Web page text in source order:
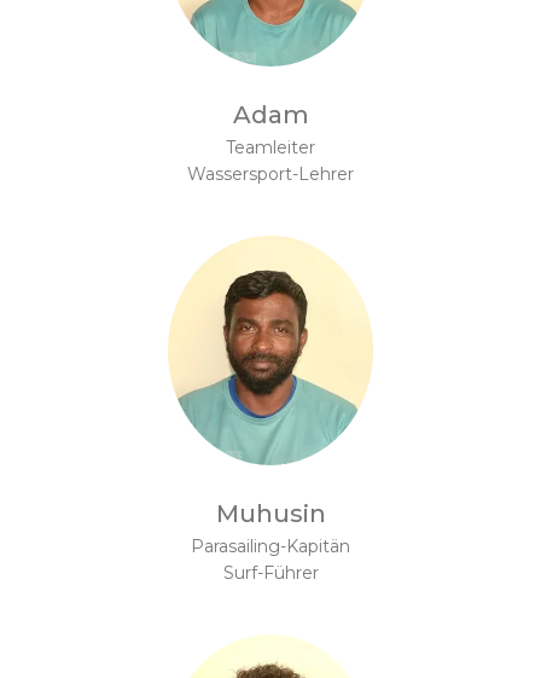
Adam
Teamleiter
Wassersport-Lehrer
Muhusin
Parasailing-Kapitän
Surf-Führer